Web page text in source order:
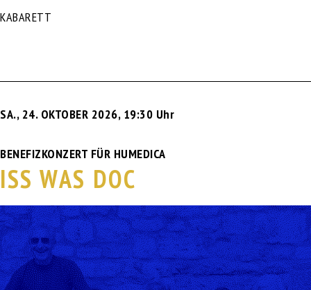
KABARETT
SA., 24. OKTOBER 2026, 19:30 Uhr
BENEFIZKONZERT FÜR HUMEDICA
ISS WAS DOC